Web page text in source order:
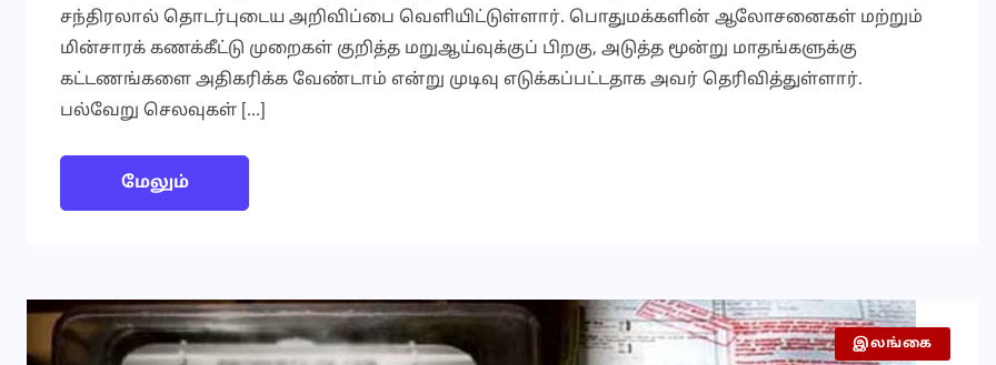
சந்திரலால் தொடர்புடைய அறிவிப்பை வெளியிட்டுள்ளார். பொதுமக்களின் ஆலோசனைகள் மற்றும்
மின்சாரக் கணக்கீட்டு முறைகள் குறித்த மறுஆய்வுக்குப் பிறகு, அடுத்த மூன்று மாதங்களுக்கு
கட்டணங்களை அதிகரிக்க வேண்டாம் என்று முடிவு எடுக்கப்பட்டதாக அவர் தெரிவித்துள்ளார்.
பல்வேறு செலவுகள் […]
மேலும்
இலங்கை